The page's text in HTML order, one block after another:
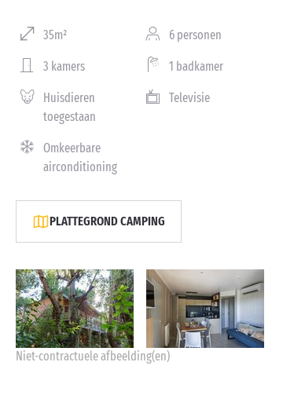
35m² 6 personen
3 kamers 1 badkamer
Huisdieren
toegestaan
Televisie
Omkeerbare
airconditioning
PLATTEGROND CAMPING
Niet-contractuele afbeelding(en)